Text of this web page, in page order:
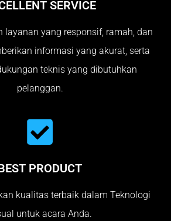
SERVICE
layanan yang responsif, ramah, dan
informasi yang akurat, serta
teknis yang dibutuhkan
pelanggan.
PRODUCT
kualitas terbaik dalam Teknologi
untuk acara Anda.